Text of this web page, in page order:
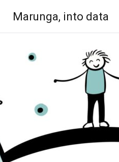
naar
de
Marunga, into data